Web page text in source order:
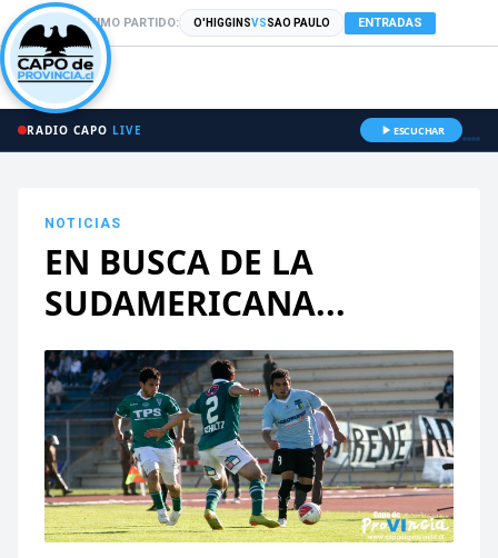
PRÓXIMO PARTIDO: O'HIGGINSVSSAO PAULO ENTRADAS
RADIO CAPO LIVE ESCUCHAR
NOTICIAS
EN BUSCA DE LA
SUDAMERICANA...